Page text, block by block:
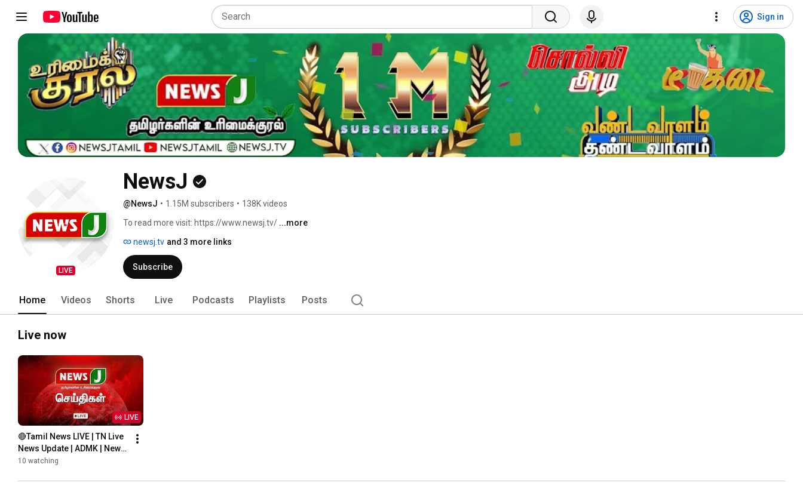
Sign in
LIVE
NewsJ
@NewsJ • 1.15M subscribers • 138K videos
To read more visit: https://www.newsj.tv/ ...more
newsj.tv and 3 more links
Subscribe
Home Videos Shorts Live Podcasts Playlists Posts
Live now
LIVE
🔴Tamil News LIVE | TN Live
News Update | ADMK | News
J
10 watching